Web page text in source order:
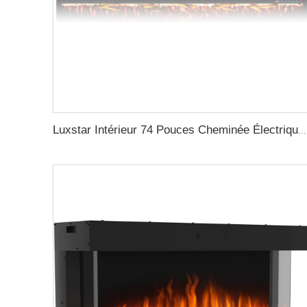
Luxstar Intérieur 74 Pouces Cheminée Électrique chauffante 1.5kw Contrôle à Distance via Application WIFI Décor Flamme LED Intégrée Murale Facile